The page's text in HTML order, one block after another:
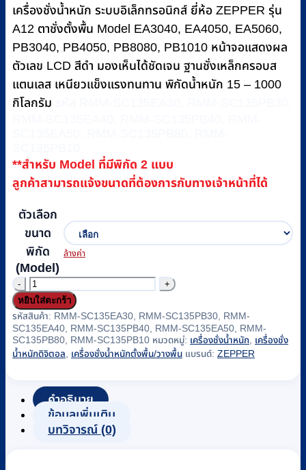
through
฿17,200
เครื่องชั่งน้ำหนัก ระบบอิเล็กทรอนิกส์ ยี่ห้อ ZEPPER รุ่น
A12 ตาชั่งตั้งพื้น Model EA3040, EA4050, EA5060,
PB3040, PB4050, PB8080, PB1010 หน้าจอแสดงผล
ตัวเลข LCD สีดำ มองเห็นได้ชัดเจน ฐานชั่งเหล็กครอบส
แตนเลส เหนียวแข็งแรงทนทาน พิกัดน้ำหนัก 15 – 1000
กิโลกรัม
**สำหรับ Model ที่มีพิกัด 2 แบบ
ลูกค้าสามารถแจ้งขนาดที่ต้องการกับทางเจ้าหน้าที่ได้
ตัวเลือก
ขนาด
พิกัด
(Model)
ล้างค่า
จำนวน
เครื่อง
ชั่ง
น้ำ
หนัก
แบบ
หยิบใส่ตะกร้า
รหัสสินค้า: RMM-SC135EA30, RMM-SC135PB30, RMM-
SC135EA40, RMM-SC135PB40, RMM-SC135EA50, RMM-
SC135PB80, RMM-SC135PB10 หมวดหมู่: เครื่องชั่งน้ำหนัก เครื่องชั่ง
น้ำหนักดิจิตอล
เครื่องชั่งน้ำหนักตั้งพื้น/วางพื้น แบรนด์: ZEPPER
คำอธิบาย
ข้อมูลเพิ่มเติม
บทวิจารณ์ (0)